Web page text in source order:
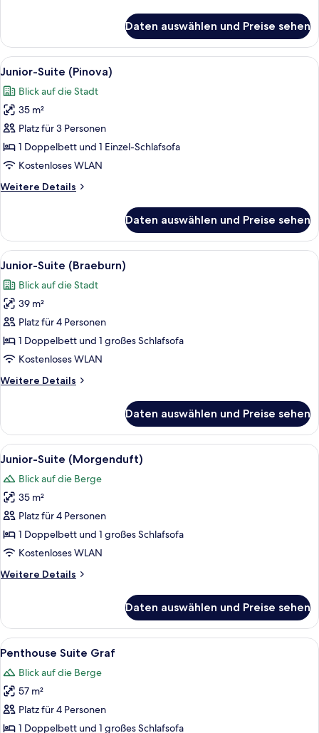
Suite
(Golden
Delicious)
Daten auswählen und Preise sehen
Alle
Fotos
für
Junior-
Suite
(Pinova)
anzeigen
Ein modernes Hotelzimmer mit Bett,
3
Junior-Suite (Pinova)
Blick auf die Stadt
35 m²
Platz für 3 Personen
1 Doppelbett und 1 Einzel-Schlafsofa
Kostenloses WLAN
Weitere Details
Weitere
Suite
(Pinova)
Daten auswählen und Preise sehen
Alle
Fotos
für
Junior-
Suite
(Braeburn)
anzeigen
Ein modernes Hotelzimmer mit
6
Junior-Suite (Braeburn)
Blick auf die Stadt
39 m²
Platz für 4 Personen
1 Doppelbett und 1 großes Schlafsofa
Kostenloses WLAN
Weitere Details
Weitere
Suite
(Braeburn)
Daten auswählen und Preise sehen
Alle
Fotos
für
Junior-
Suite
(Morgenduft)
anzeigen
Ein modernes Hotelzimmer mit Bett,
6
Junior-Suite (Morgenduft)
Blick auf die Berge
35 m²
Platz für 4 Personen
1 Doppelbett und 1 großes Schlafsofa
Kostenloses WLAN
Weitere Details
Weitere
Suite
(Morgenduft)
Daten auswählen und Preise sehen
Alle
Fotos
für
Penthouse
Suite
Graf
Ein modernes Hotelzimmer mit
5
Penthouse Suite Graf
Blick auf die Berge
57 m²
Platz für 4 Personen
1 Doppelbett und 1 großes Schlafsofa